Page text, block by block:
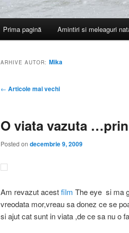
Prima pagină Amintiri si meleaguri
ARHIVE AUTOR: Mika
Navigare
← Articole mai vechi
O viata vazuta
Posted on decembrie 9, 2009
Am revazut acestfilm The eye si ma
vreodata mor,vreau sa donez ce se
si ajut cat sunt in viata ,de ce sa nu o